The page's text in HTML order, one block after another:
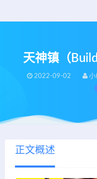
天神镇（
2022-09-02 小
正文概述